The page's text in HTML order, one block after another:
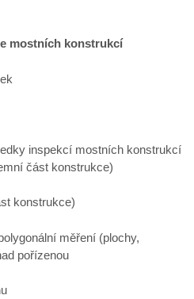
mostních konstrukcí
inspekcí mostních konstrukcí
část konstrukce)
konstrukce)
měření (plochy,
pořízenou